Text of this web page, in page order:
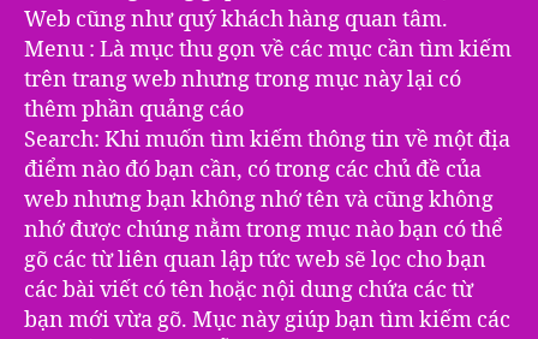
Web cũng như quý khách hàng quan tâm.
Menu : Là mục thu gọn về các mục cần tìm kiếm
trên trang web nhưng trong mục này lại có
thêm phần quảng cáo
Search: Khi muốn tìm kiếm thông tin về một địa
điểm nào đó bạn cần, có trong các chủ đề của
web nhưng bạn không nhớ tên và cũng không
nhớ được chúng nằm trong mục nào bạn có thể
gõ các từ liên quan lập tức web sẽ lọc cho bạn
các bài viết có tên hoặc nội dung chứa các từ
bạn mới vừa gõ. Mục này giúp bạn tìm kiếm các